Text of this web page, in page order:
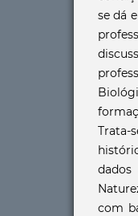
se dá
Trata-
com